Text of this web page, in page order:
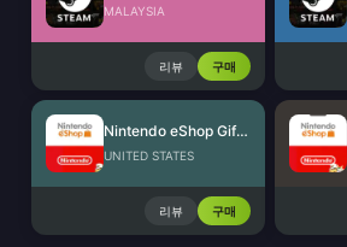
MALAYSIA
리뷰 구매
Nintendo eShop Gift Card (US)
UNITED STATES
리뷰 구매